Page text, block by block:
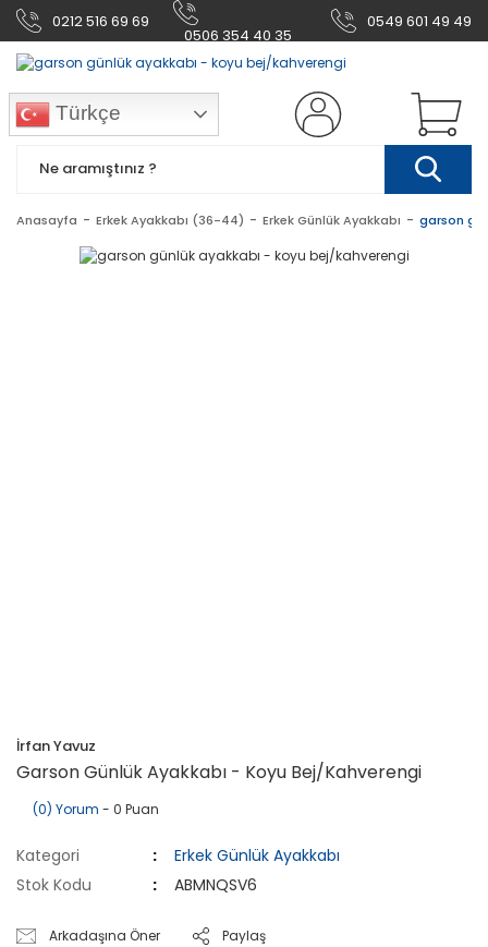
0212 516 69 69
0506 354 40 35
0549 601 49 49
Türkçe
Anasayfa Erkek Ayakkabı (36-44) Erkek Günlük Ayakkabı garson
İrfan Yavuz
Garson Günlük Ayakkabı - Koyu Bej/Kahverengi
(0) Yorum - 0 Puan
Kategori
Erkek Günlük Ayakkabı
Stok Kodu
ABMNQSV6
Arkadaşına Öner Paylaş